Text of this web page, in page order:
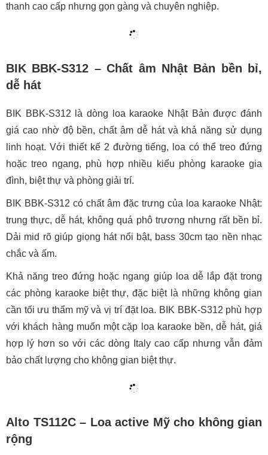
thanh cao cấp nhưng gọn gàng và chuyên nghiệp.
BIK BBK-S312 – Chất âm Nhật Bản bền bỉ,
dễ hát
BIK BBK-S312 là dòng loa karaoke Nhật Bản được đánh
giá cao nhờ độ bền, chất âm dễ hát và khả năng sử dụng
linh hoạt. Với thiết kế 2 đường tiếng, loa có thể treo đứng
hoặc treo ngang, phù hợp nhiều kiểu phòng karaoke gia
đình, biệt thự và phòng giải trí.
BIK BBK-S312 có chất âm đặc trưng của loa karaoke Nhật:
trung thực, dễ hát, không quá phô trương nhưng rất bền bỉ.
Dải mid rõ giúp giọng hát nổi bật, bass 30cm tạo nền nhạc
chắc và ấm.
Khả năng treo đứng hoặc ngang giúp loa dễ lắp đặt trong
các phòng karaoke biệt thự, đặc biệt là những không gian
cần tối ưu thẩm mỹ và vị trí đặt loa. BIK BBK-S312 phù hợp
với khách hàng muốn một cặp loa karaoke bền, dễ hát, giá
hợp lý hơn so với các dòng Italy cao cấp nhưng vẫn đảm
bảo chất lượng cho không gian biệt thự.
Alto TS112C – Loa active Mỹ cho không gian
rộng